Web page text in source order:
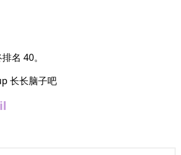
名 40。
长长脑子吧